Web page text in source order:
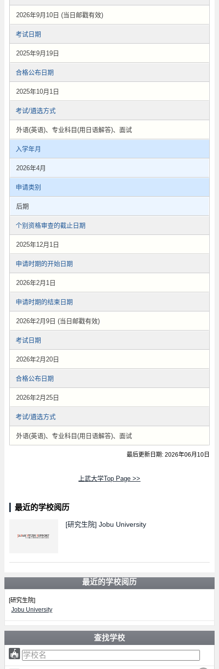
2026年9月10日 (当日邮戳有效)
考试日期
2025年9月19日
合格公布日期
2025年10月1日
考试/遴选方式
外语(英语)、专业科目(用日语解答)、面试
入学年月
2026年4月
申请类别
后期
个别资格审查的截止日期
2025年12月1日
申请时期的开始日期
2026年2月1日
申请时期的结束日期
2026年2月9日 (当日邮戳有效)
考试日期
2026年2月20日
合格公布日期
2026年2月25日
考试/遴选方式
外语(英语)、专业科目(用日语解答)、面试
最后更新日期: 2026年06月10日
上武大学Top Page >>
最近的学校阅历
[研究生院] Jobu University
最近的学校阅历
[研究生院]
Jobu University
查找学校